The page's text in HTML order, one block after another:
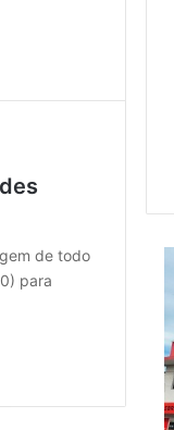
de todo
para